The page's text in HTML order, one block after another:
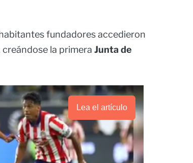
fundadores accedieron
la primera Junta de
Lea el artículo